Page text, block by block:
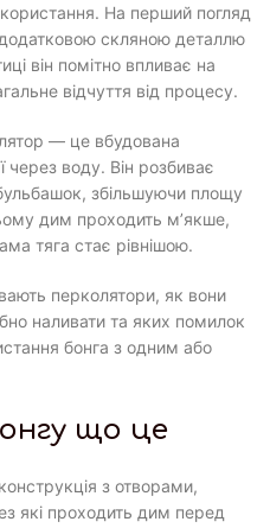
На перший погляд
скляною деталлю
він помітно впливає на
відчуття від процесу.
— це вбудована
через воду. Він розбиває
збільшуючи площу
дим проходить м’якше,
тяга стає рівнішою.
перколятори, як вони
наливати та яких помилок
бонга з одним або
що це
з отворами,
які проходить дим перед